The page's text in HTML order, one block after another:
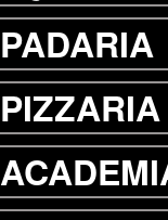
PADARIA
PIZZARIA